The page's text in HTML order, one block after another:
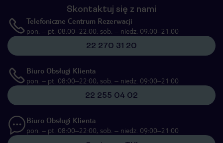
Skontaktuj się z nami
Telefoniczne Centrum Rezerwacji
pon. – pt. 08:00–22:00, sob. – niedz. 09:00–21:00
22 270 31 20
Biuro Obsługi Klienta
pon. – pt. 08:00–22:00, sob. – niedz. 09:00–21:00
22 255 04 02
Biuro Obsługi Klienta
pon. – pt. 08:00–22:00, sob. – niedz. 09:00–21:00